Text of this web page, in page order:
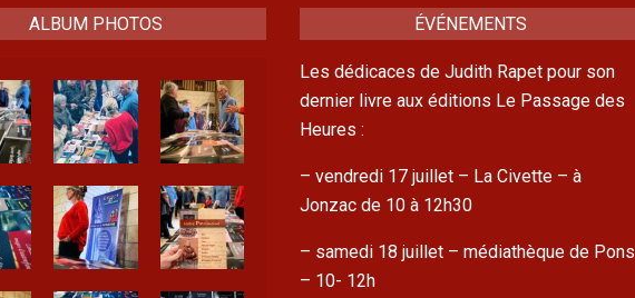
ALBUM PHOTOS ÉVÉNEMENTS
Les dédicaces de Judith Rapet pour son
dernier livre aux éditions Le Passage des
Heures :
– vendredi 17 juillet – La Civette – à
Jonzac de 10 à 12h30
– samedi 18 juillet – médiathèque de Pons
– 10- 12h